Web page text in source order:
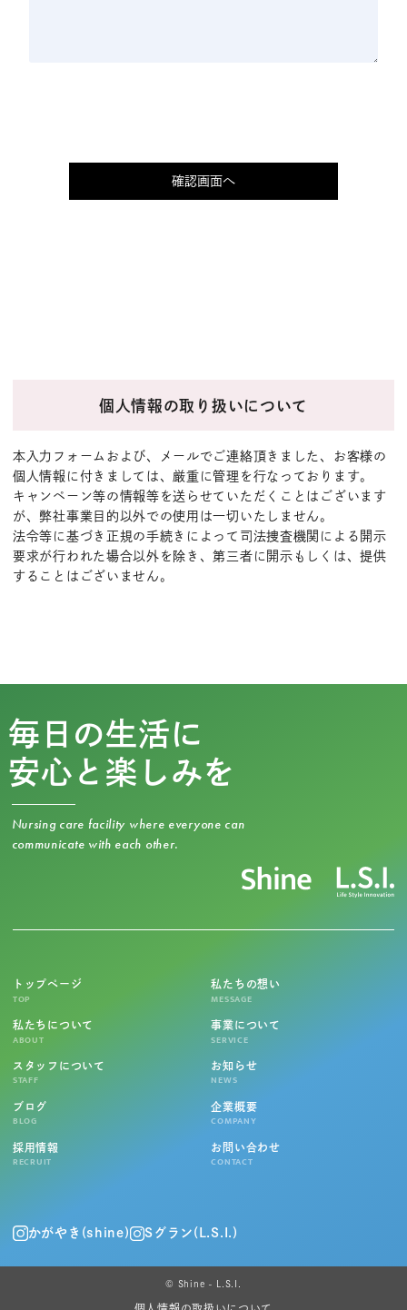
個人情報の取り扱いについて
本入力フォームおよび、メールでご連絡頂きました、お客様の
個人情報に付きましては、厳重に管理を行なっております。
キャンペーン等の情報等を送らせていただくことはございます
が、弊社事業目的以外での使用は一切いたしません。
法令等に基づき正規の手続きによって司法捜査機関による開示
要求が行われた場合以外を除き、第三者に開示もしくは、提供
することはございません。
毎日の生活に
安心と楽しみを
Nursing care facility where everyone can
communicate with each other.
トップページ
TOP
私たちの想い
MESSAGE
私たちについて
ABOUT
事業について
SERVICE
スタッフについて
STAFF
お知らせ
NEWS
ブログ
BLOG
企業概要
COMPANY
採用情報
RECRUIT
お問い合わせ
CONTACT
かがやき(shine) Sグラン(L.S.I.)
© Shine - L.S.I.